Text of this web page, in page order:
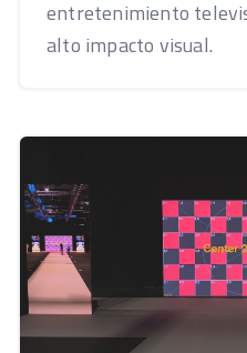
entretenimiento
alto impacto visual.